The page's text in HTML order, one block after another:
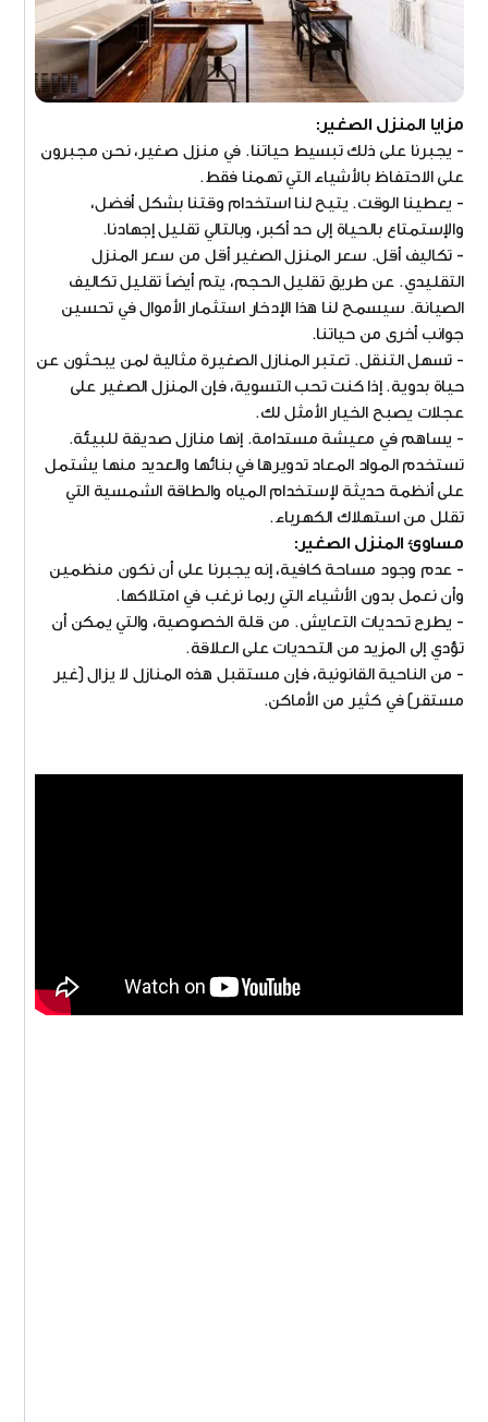
مزايا المنزل الصغير:
- يجبرنا على ذلك تبسيط حياتنا. في منزل صغير، نحن مجبرون
على الاحتفاظ بالأشياء التي تهمنا فقط.
- يعطينا الوقت. يتيح لنا استخدام وقتنا بشكل أفضل،
والإستمتاع بالحياة إلى حد أكبر، وبالتالي تقليل إجهادنا.
- تكاليف أقل. سعر المنزل الصغير أقل من سعر المنزل
التقليدي. عن طريق تقليل الحجم، يتم أيضاً تقليل تكاليف
الصيانة. سيسمح لنا هذا الإدخار استثمار الأموال في تحسين
جوانب أخرى من حياتنا.
- تسهل التنقل. تعتبر المنازل الصغيرة مثالية لمن يبحثون عن
حياة بدوية. إذا كنت تحب التسوية، فإن المنزل الصغير على
عجلات يصبح الخيار الأمثل لك.
- يساهم في معيشة مستدامة. إنها منازل صديقة للبيئة.
تستخدم المواد المعاد تدويرها في بنائها والعديد منها يشتمل
على أنظمة حديثة لإستخدام المياه والطاقة الشمسية التي
تقلل من استهلاك الكهرباء.
مساوئ المنزل الصغير:
- عدم وجود مساحة كافية، إنه يجبرنا على أن نكون منظمين
وأن نعمل بدون الأشياء التي ربما نرغب في امتلاكها.
- يطرح تحديات التعايش. من قلة الخصوصية، والتي يمكن أن
تؤدي إلى المزيد من التحديات على العلاقة.
- من الناحية القانونية، فإن مستقبل هذه المنازل لا يزال (غير
مستقر) في كثير من الأماكن.